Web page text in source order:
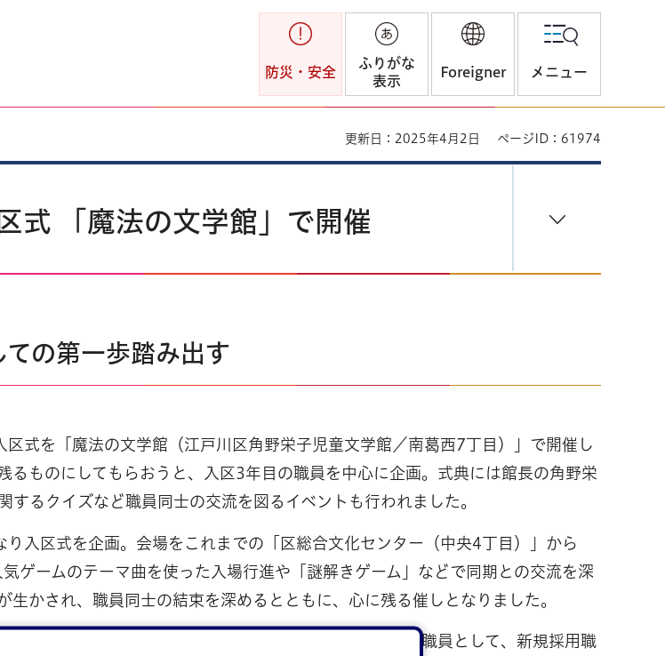
防災・安全
ふりがな
表示
Foreigner メニュー
更新日：2025年4月2日 ページID：61974
式 「魔法の文学館」で開催
の第一歩踏み出す
式を「魔法の文学館（江戸川区角野栄子児童文学館／南葛西7丁目）」で開催し
ものにしてもらおうと、入区3年目の職員を中心に企画。式典には館長の角野栄
るクイズなど職員同士の交流を図るイベントも行われました。
入区式を企画。会場をこれまでの「区総合文化センター（中央4丁目）」から
ゲームのテーマ曲を使った入場行進や「謎解きゲーム」などで同期との交流を深
かされ、職員同士の結束を深めるとともに、心に残る催しとなりました。
の職員5名は、入区式の内容について検討を開始。先輩職員として、新規採用職